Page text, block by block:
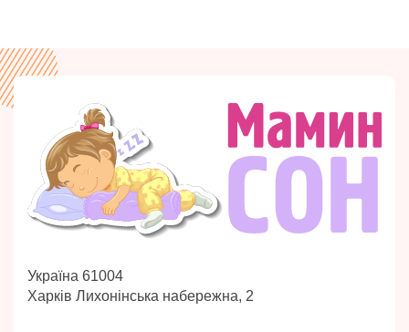
Україна 61004
Харків Лихонінська набережна, 2